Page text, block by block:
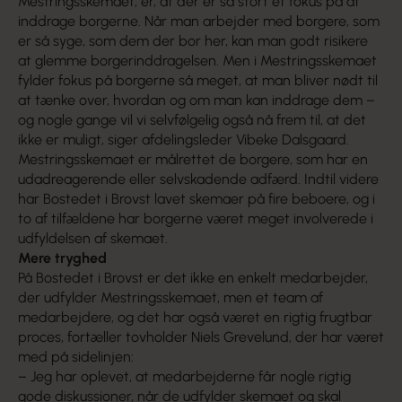
inddrage borgerne. Når man arbejder med borgere, som
er så syge, som dem der bor her, kan man godt risikere
at glemme borgerinddragelsen. Men i Mestringsskemaet
fylder fokus på borgerne så meget, at man bliver nødt til
at tænke over, hvordan og om man kan inddrage dem –
og nogle gange vil vi selvfølgelig også nå frem til, at det
ikke er muligt, siger afdelingsleder Vibeke Dalsgaard.
Mestringsskemaet er målrettet de borgere, som har en
udadreagerende eller selvskadende adfærd. Indtil videre
har Bostedet i Brovst lavet skemaer på fire beboere, og i
to af tilfældene har borgerne været meget involverede i
udfyldelsen af skemaet.
Mere tryghed
På Bostedet i Brovst er det ikke en enkelt medarbejder,
der udfylder Mestringsskemaet, men et team af
medarbejdere, og det har også været en rigtig frugtbar
proces, fortæller tovholder Niels Grevelund, der har været
med på sidelinjen:
– Jeg har oplevet, at medarbejderne får nogle rigtig
gode diskussioner, når de udfylder skemaet og skal